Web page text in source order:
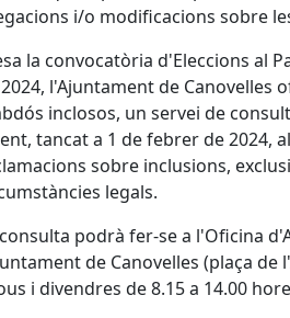
i/o modificacions sobre
la convocatòria d'Eleccions al
l'Ajuntament de Canovelles
inclosos, un servei de
tancat a 1 de febrer de 2024,
sobre inclusions,
legals.
podrà fer-se a l'Oficina
de Canovelles (plaça
i divendres de 8.15 a 14.00